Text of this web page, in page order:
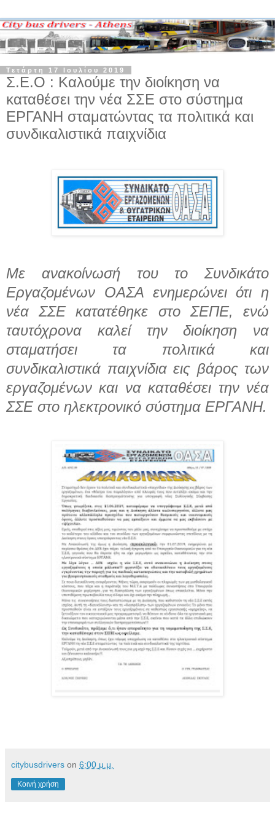
Τετάρτη 17 Ιουλίου 2019
Σ.Ε.Ο : Καλούμε την διοίκηση να
καταθέσει την νέα ΣΣΕ στο σύστημα
ΕΡΓΑΝΗ σταματώντας τα πολιτικά και
συνδικαλιστικά παιχνίδια
Με ανακοίνωσή του το Συνδικάτο
Εργαζομένων ΟΑΣΑ ενημερώνει ότι η
νέα ΣΣΕ κατατέθηκε στο ΣΕΠΕ, ενώ
ταυτόχρονα καλεί την διοίκηση να
σταματήσει τα πολιτικά και
συνδικαλιστικά παιχνίδια εις βάρος των
εργαζομένων και να καταθέσει την νέα
ΣΣΕ στο ηλεκτρονικό σύστημα ΕΡΓΑΝΗ.
citybusdrivers on 6:00 μ.μ.
Κοινή χρήση